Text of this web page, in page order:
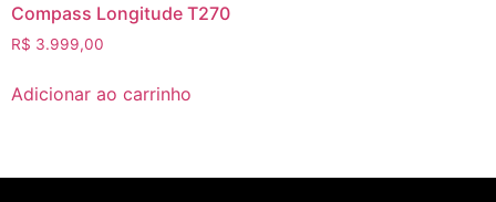
Compass Longitude T270
R$ 3.999,00
Adicionar ao carrinho